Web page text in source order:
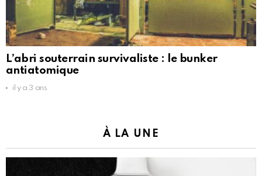
L’abri souterrain survivaliste : le bunker
antiatomique
il y a 3 ans
À LA UNE